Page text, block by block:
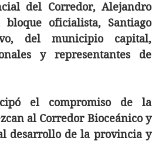
del Corredor, Alejandro
oficialista, Santiago
del municipio capital,
y representantes de
el compromiso de la
al Corredor Bioceánico y
desarrollo de la provincia y